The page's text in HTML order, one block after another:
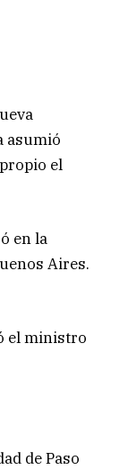
asumió
el
en la
Aires.
el ministro
de Paso